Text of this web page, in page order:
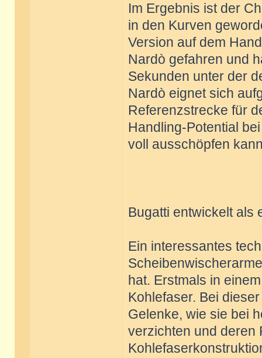
Im Ergebnis ist der
in den Kurven
Version auf dem
Nardò gefahren und
Sekunden unter der
Nardò eignet sich
Referenzstrecke für
Handling-Potential
voll ausschöpfen
Bugatti entwickelt als
Ein interessantes
hat. Erstmals in
Kohlefaser. Bei
Gelenke, wie sie bei
verzichten und deren